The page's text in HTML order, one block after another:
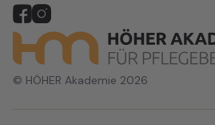
© HÖHER Akademie 2026